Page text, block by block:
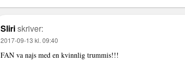
Sliriskriver:
2017-09-13 kl. 09:40
FAN va najs med en kvinnlig trummis!!!